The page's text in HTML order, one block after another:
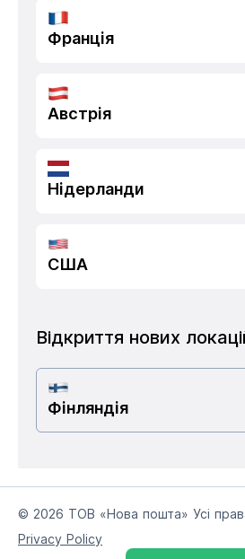
Франція
Австрія
Нідерланди
США
Відкриття нових
Фінляндія
© 2026 ТОВ «Нова пошта» Усі
Privacy Policy